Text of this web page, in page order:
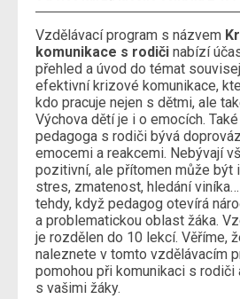
Vzdělávací program s názvem
komunikace s rodiči nabízí
přehled a úvod do témat
efektivní krizové komunikace,
kdo pracuje nejen s dětmi, ale
Výchova dětí je i o emocích.
pedagoga s rodiči bývá
emocemi a reakcemi. Nebývají
pozitivní, ale přítomen může být
stres, zmatenost, hledání
tehdy, když pedagog otevírá
a problematickou oblast žáka.
je rozdělen do 10 lekcí. Věříme,
naleznete v tomto vzdělávacím
pomohou při komunikaci s rodiči
s vašimi žáky.